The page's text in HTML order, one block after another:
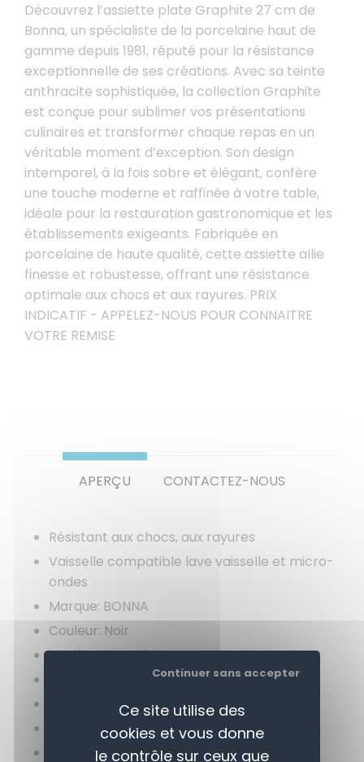
Découvrez l’assiette plate Graphite 27 cm de
Bonna, un spécialiste de la porcelaine haut de
gamme depuis 1981, réputé pour la résistance
exceptionnelle de ses créations. Avec sa teinte
anthracite sophistiquée, la collection Graphite
est conçue pour sublimer vos présentations
culinaires et transformer chaque repas en un
véritable moment d’exception. Son design
intemporel, à la fois sobre et élégant, confère
une touche moderne et raffinée à votre table,
idéale pour la restauration gastronomique et les
établissements exigeants. Fabriquée en
porcelaine de haute qualité, cette assiette allie
finesse et robustesse, offrant une résistance
optimale aux chocs et aux rayures. PRIX
INDICATIF - APPELEZ-NOUS POUR CONNAITRE
VOTRE REMISE
APERÇU CONTACTEZ-NOUS
Résistant aux chocs, aux rayures
Vaisselle compatible lave vaisselle et micro-
ondes
Marque: BONNA
Couleur: Noir
Matière: Porcelaine
Gamme: Graphite
Largeur: 270 mm
Longueur: 270 mm
Hauteur: 28 mm
Ce site utilise des
cookies et vous donne
le contrôle sur ceux que
Continuer sans accepter